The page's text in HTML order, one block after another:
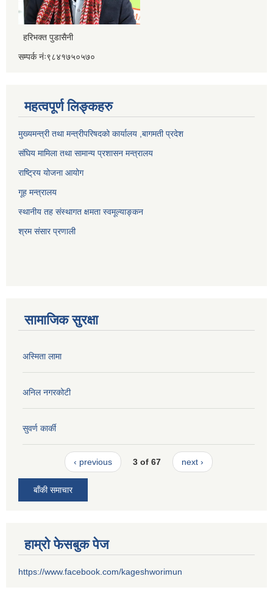
हरिभक्त पुडासैनी
सम्पर्क नंः९८४१७५०५७०
महत्वपूर्ण लिङ्कहरु
मुख्यमन्त्री तथा मन्त्रीपरिषदको कार्यालय ,बागमती प्रदेश
संघिय मामिला तथा सामान्य प्रशासन मन्त्रालय
राष्ट्रिय योजना आयोग
गूह मन्त्रालय
स्थानीय तह संस्थागत क्षमता स्वमूल्याङ्कन
श्रम संसार प्रणाली
सामाजिक सुरक्षा
अस्मिता लामा
अनिल नगरकोटी
सुवर्ण कार्की
‹ previous 3 of 67 next ›
बाँकी समाचार
हाम्रो फेसबुक पेज
https://www.facebook.com/kageshworimun